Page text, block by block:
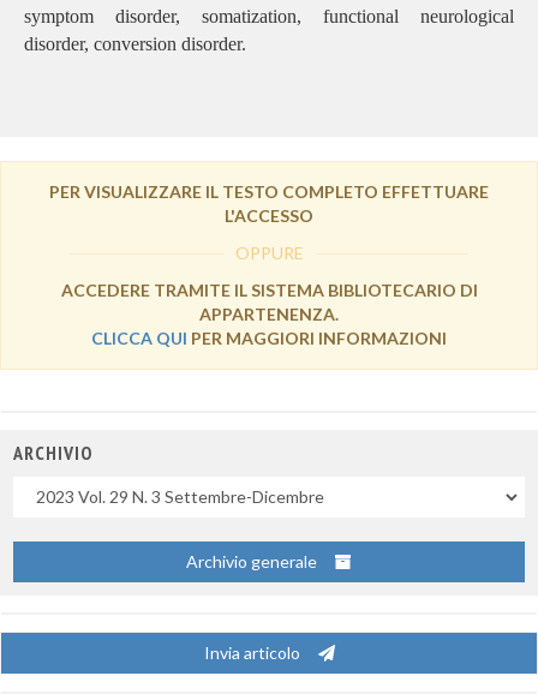
symptom disorder, somatization, functional neurological
disorder, conversion disorder.
PER VISUALIZZARE IL TESTO COMPLETO EFFETTUARE
L'ACCESSO
OPPURE
ACCEDERE TRAMITE IL SISTEMA BIBLIOTECARIO DI
APPARTENENZA.
CLICCA QUI PER MAGGIORI INFORMAZIONI
ARCHIVIO
Uscite
Archivio generale
Invia articolo